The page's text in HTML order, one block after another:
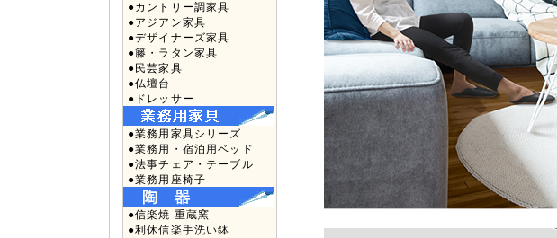
●カントリー調家具
●アジアン家具
●デザイナーズ家具
●籐・ラタン家具
●民芸家具
●仏壇台
●ドレッサー
●業務用家具シリーズ
●業務用・宿泊用ベッド
●法事チェア・テーブル
●業務用座椅子
●信楽焼 重蔵窯
●利休信楽手洗い鉢